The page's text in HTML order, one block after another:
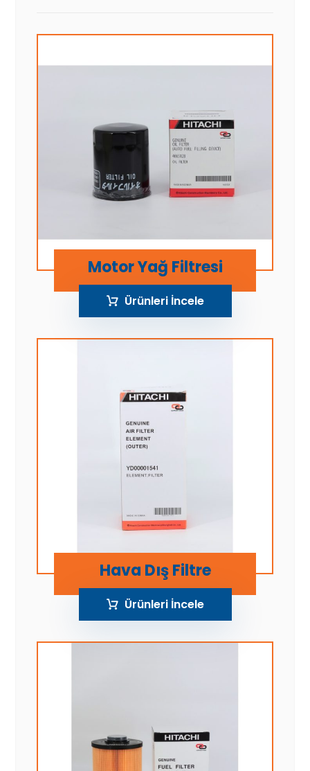
Motor Yağ Filtresi
Ürünleri İncele
Hava Dış Filtre
Ürünleri İncele